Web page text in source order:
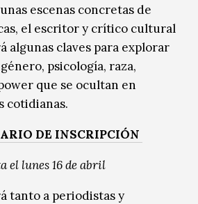
escenas concretas de
el escritor y crítico cultural
algunas claves para explorar
psicología, raza,
que se ocultan en
cotidianas.
DE INSCRIPCIÓN
el lunes 16 de abril
tanto a periodistas y